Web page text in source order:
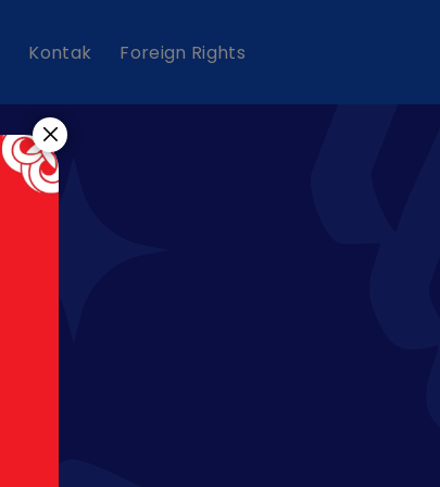
Kontak Foreign Rights